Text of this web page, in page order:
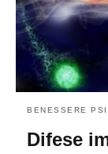
BENESSERE
Difese